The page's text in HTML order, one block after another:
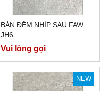
BÁN ĐỆM NHÍP SAU FAW
JH6
Vui lòng gọi
NEW